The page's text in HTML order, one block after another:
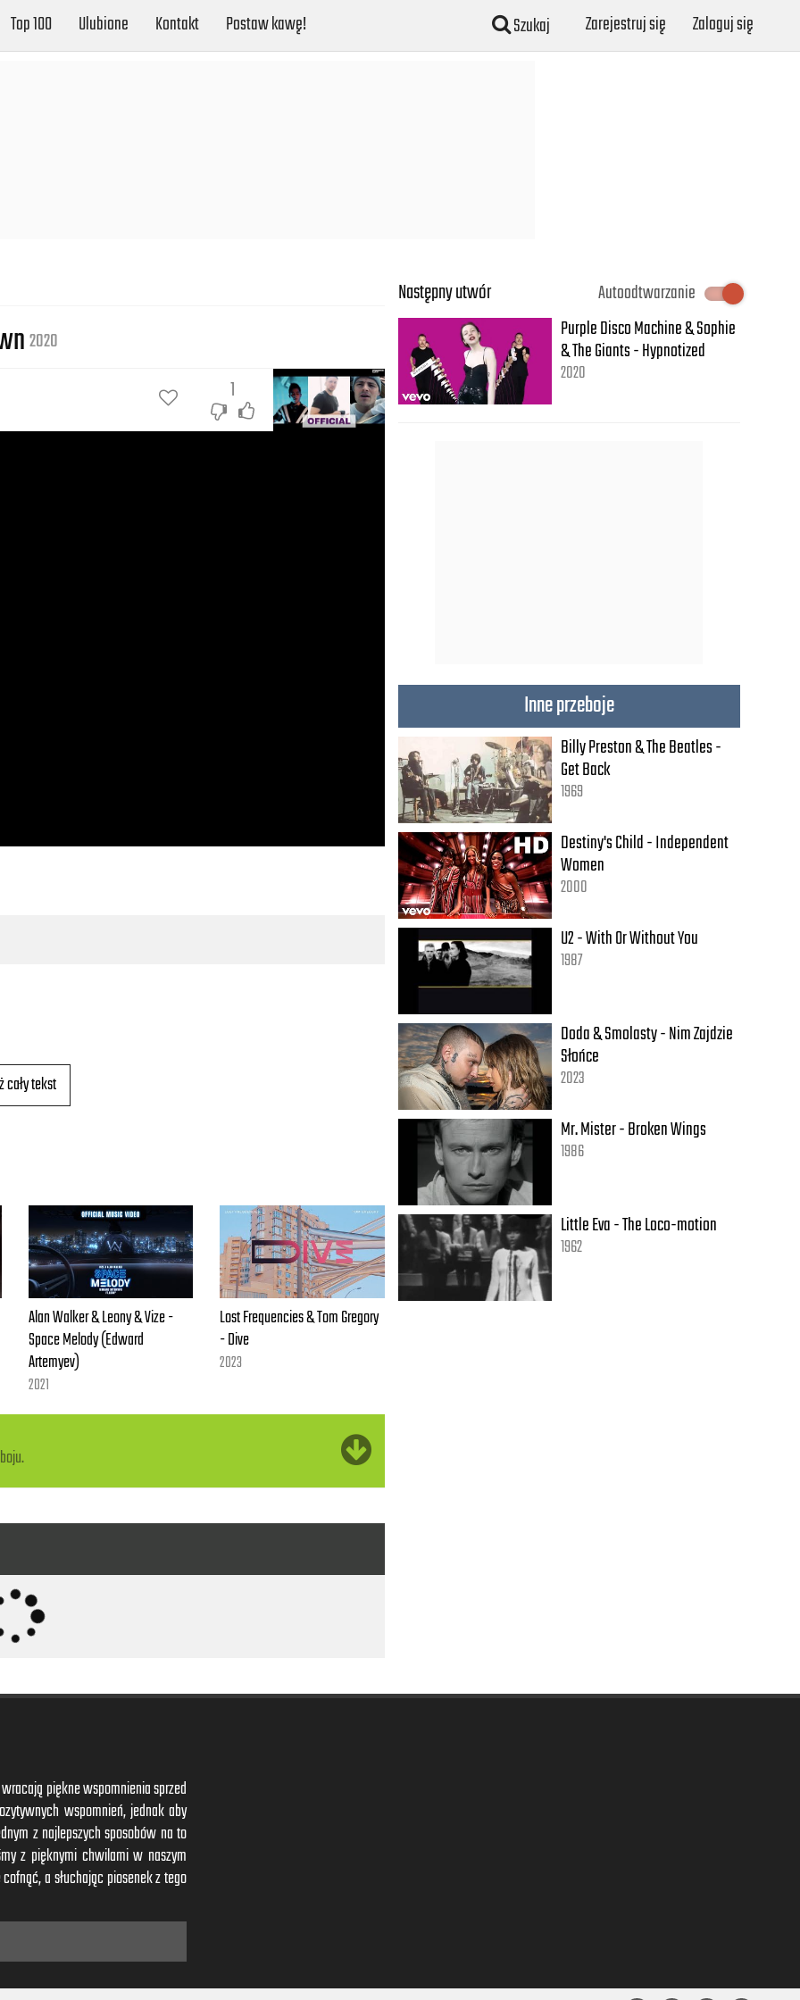
Top 100 Ulubione Kontakt Postaw kawę! Szukaj Zarejestruj się Zaloguj się
2020
1
cały tekst
Alan Walker & Leony & Vize -
Space Melody (Edward
Artemyev)
2021
Lost Frequencies & Tom Gregory
- Dive
2023
Następny utwór
Autoodtwarzanie
Purple Disco Machine & Sophie
& The Giants - Hypnotized
2020
Inne przeboje
Billy Preston & The Beatles -
Get Back
1969
Destiny's Child - Independent
Women
2000
U2 - With Or Without You
1987
Doda & Smolasty - Nim Zajdzie
Słońce
2023
Mr. Mister - Broken Wings
1986
Little Eva - The Loco-motion
1962
piękne wspomnienia sprzed
wspomnień, jednak aby
z najlepszych sposobów na to
z pięknymi chwilami w naszym
a słuchając piosenek z tego